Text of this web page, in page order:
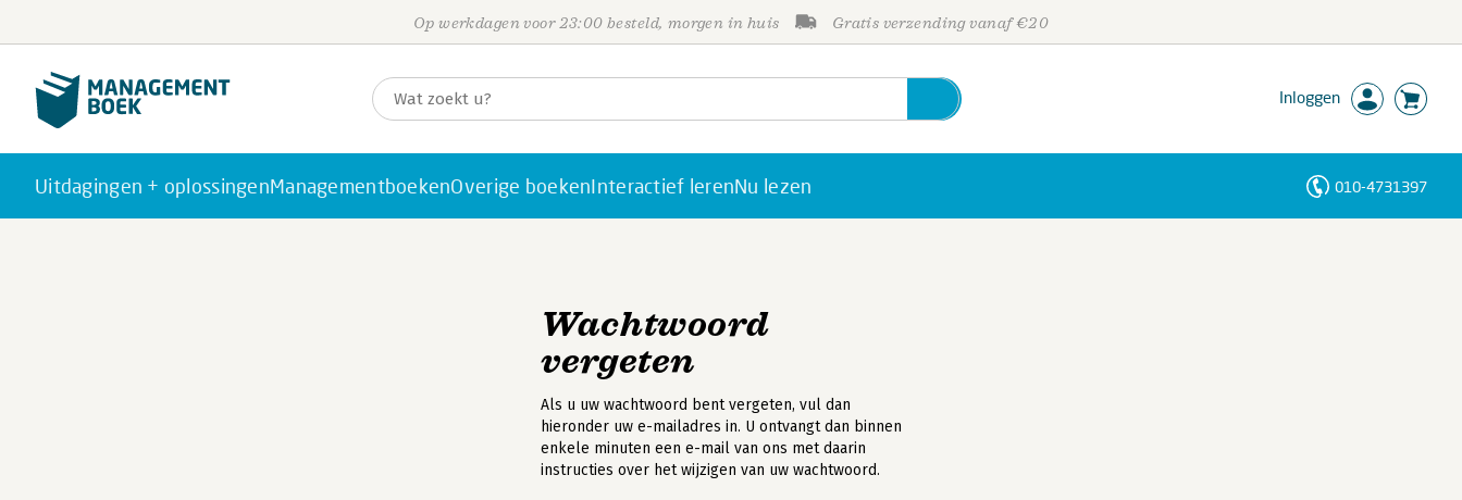
Op werkdagen voor 23:00 besteld, morgen in huis Gratis verzending vanaf €20
Inloggen
Uitdagingen + oplossingenManagementboekenOverige boekenInteractief lerenNu lezen 010-4731397
Wachtwoord
vergeten
Als u uw wachtwoord bent vergeten, vul dan
hieronder uw e-mailadres in. U ontvangt dan binnen
enkele minuten een e-mail van ons met daarin
instructies over het wijzigen van uw wachtwoord.
Personen